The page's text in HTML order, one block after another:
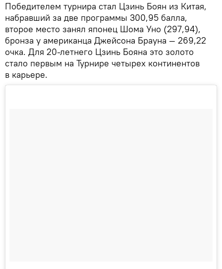
Победителем турнира стал Цзинь Боян из Китая,
набравший за две программы 300,95 балла,
второе место занял японец Шома Уно (297,94),
бронза у американца Джейсона Брауна — 269,22
очка. Для 20-летнего Цзинь Бояна это золото
стало первым на Турнире четырех континентов
в карьере.